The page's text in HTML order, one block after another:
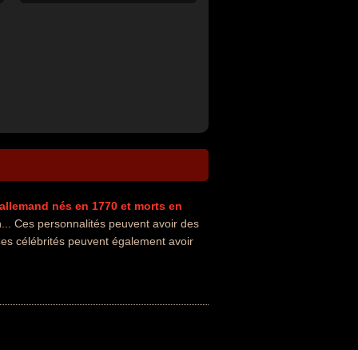
allemand nés en 1770 et morts en
Ces personnalités peuvent avoir des
célébrités peuvent également avoir